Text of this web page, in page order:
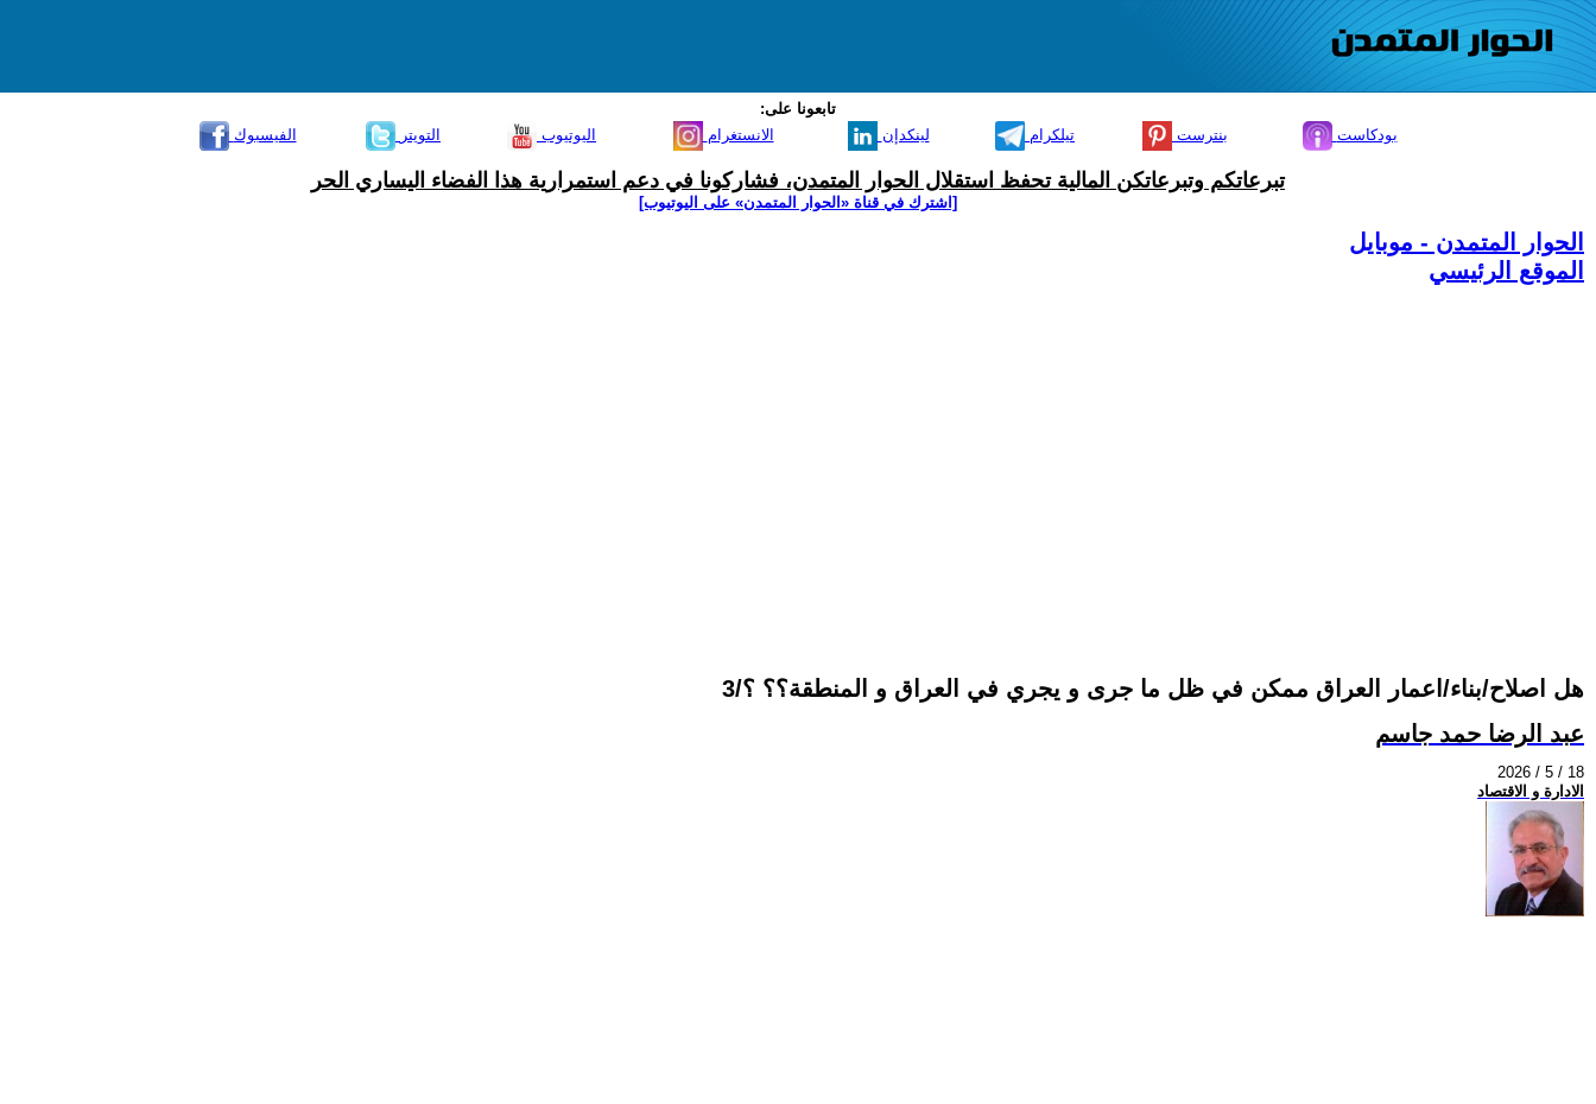
تابعونا على:
الفيسبوك
التويتر اليوتيوب الانستغرام لينكدإن تيلكرام بنترست بودكاست
تبرعاتكم وتبرعاتكن المالية تحفظ استقلال الحوار المتمدن، فشاركونا في دعم استمرارية هذا الفضاء اليساري الحر
[اشترك في قناة ‫«الحوار المتمدن» على اليوتيوب]
الحوار المتمدن - موبايل
الموقع الرئيسي
هل اصلاح/بناء/اعمار العراق ممكن في ظل ما جرى و يجري في العراق و المنطقة؟؟ ؟/3
عبد الرضا حمد جاسم
2026 / 5 / 18
الادارة و الاقتصاد